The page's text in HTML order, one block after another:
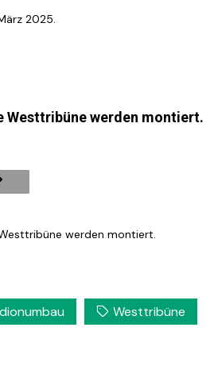
2025.
Westtribüne werden montiert.
werden montiert.
Westtribüne